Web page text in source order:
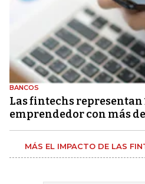
BANCOS
Las fintechs representan
emprendedor con más
MÁS EL IMPACTO DE LAS